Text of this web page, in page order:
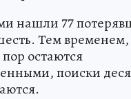
нашли 77
Тем временем,
остаются
поиски